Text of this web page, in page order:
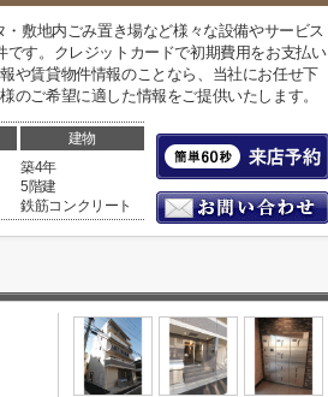
敷地内ごみ置き場など様々な設備やサービス
す。クレジットカードで初期費用をお支払い
や賃貸物件情報のことなら、当社にお任せ下
のご希望に適した情報をご提供いたします。
建物
築4年
5階建
鉄筋コンクリート